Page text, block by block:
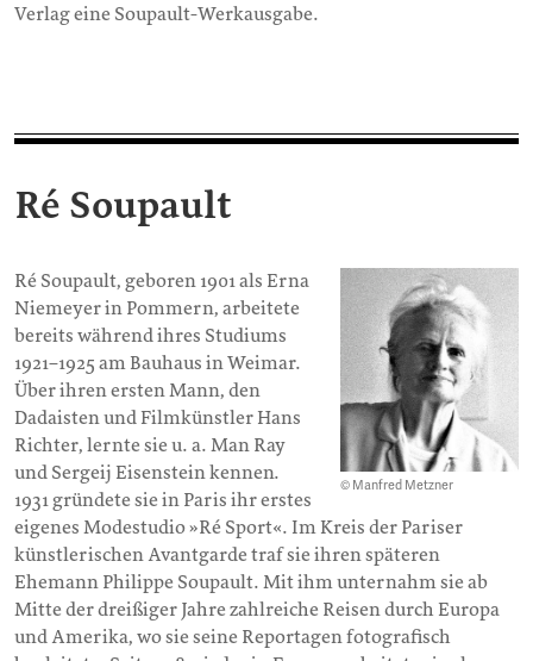
Verlag eine Soupault-Werkausgabe.
Ré Soupault
© Manfred Metzner
Ré Soupault, geboren 1901 als Erna
Niemeyer in Pommern, arbeitete
bereits während ihres Studiums
1921–1925 am Bauhaus in Weimar.
Über ihren ersten Mann, den
Dadaisten und Filmkünstler Hans
Richter, lernte sie u. a. Man Ray
und Sergeij Eisenstein kennen.
1931 gründete sie in Paris ihr erstes
eigenes Modestudio »Ré Sport«. Im Kreis der Pariser
künstlerischen Avantgarde traf sie ihren späteren
Ehemann Philippe Soupault. Mit ihm unternahm sie ab
Mitte der dreißiger Jahre zahlreiche Reisen durch Europa
und Amerika, wo sie seine Reportagen fotografisch